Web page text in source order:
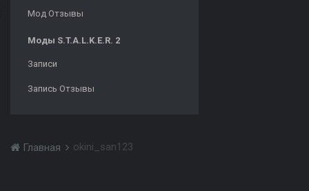
Мод Отзывы
Моды S.T.A.L.K.E.R. 2
Записи
Запись Отзывы
Главная okini_san123